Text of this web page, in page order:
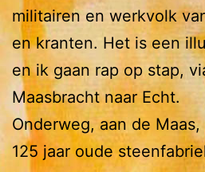
militairen en werkvolk
en kranten. Het is een
en ik gaan rap op stap,
Maasbracht naar Echt.
Onderweg, aan de
125 jaar oude